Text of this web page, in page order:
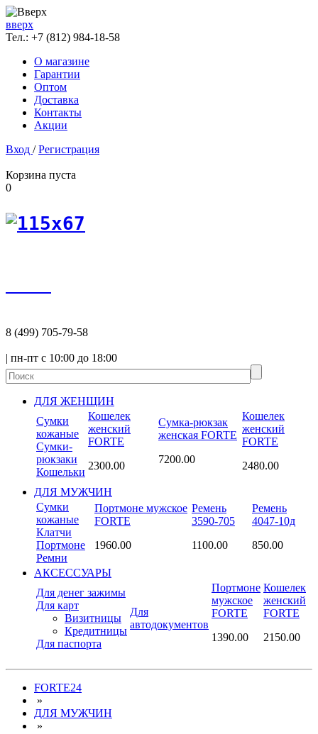
вверх
Тел.: +7 (812) 984-18-58
О магазине
Гарантии
Оптом
Доставка
Контакты
Акции
Вход /Регистрация
Корзина пуста
0
8 (499) 705-79-58
| пн-пт с 10:00 до 18:00
ДЛЯ ЖЕНЩИН
Сумки
кожаные
Сумки-
рюкзаки
Кошельки
Кошелек
женский
FORTE
2300.00
Сумка-рюкзак
женская FORTE
7200.00
Кошелек
женский
FORTE
2480.00
ДЛЯ МУЖЧИН
Сумки
кожаные
Клатчи
Портмоне
Ремни
Портмоне мужское
FORTE
1960.00
Ремень
3590-705
1100.00
Ремень
4047-10д
850.00
АКСЕССУАРЫ
Для денег зажимы
Для карт
Визитницы
Кредитницы
Для паспорта
Для
автодокументов
Портмоне
мужское
FORTE
1390.00
Кошелек
женский
FORTE
2150.00
FORTE24
»
ДЛЯ МУЖЧИН
»